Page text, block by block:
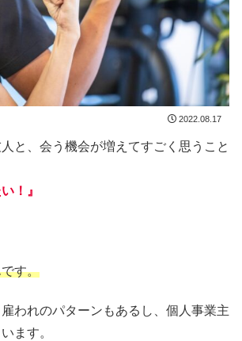
2022.08.17
と、会う機会が増えてすごく思うこと
！』
す。
われのパターンもあるし、個人事業主
ます。